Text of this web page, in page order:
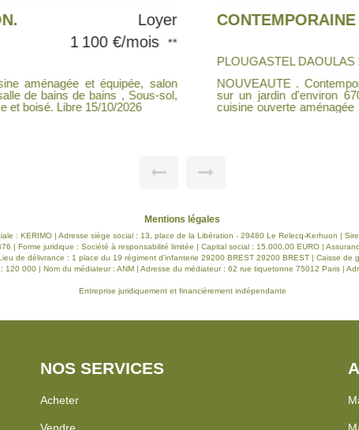
Loyer
1 100 €/mois
**
grenier, jardin clos de 1000 m².Cadre calme et boisé. Libre 15/10/2026
PLOUGASTEL DAOULAS
NOUVEAUTE .
sur un jardin d'environ 670
cuisine ouverte aménagée
Mentions légales
: KERIMO | Adresse siège social : 13, place de la Libération - 29480 Le Relecq-Kerhuon |
| Forme juridique : Société à responsabilité limitée | Capital social : 15.000,00 EURO |
de délivrance : 1 place du 19 régiment d'infanterie 29200 BREST 29200 BREST | Caisse de
000 | Nom du médiateur : ANM | Adresse du médiateur : 62 rue tiquetonne 75012 Paris |
Entreprise juridiquement et financièrement indépendante
NOS SERVICES
Acheter
Vendre